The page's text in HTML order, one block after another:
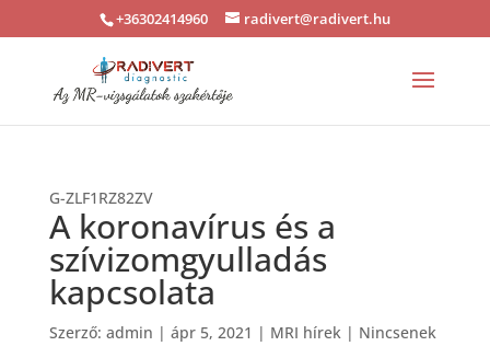
+36302414960 radivert@radivert.hu
G-ZLF1RZ82ZV
A koronavírus és a
szívizomgyulladás
kapcsolata
Szerző: admin | ápr 5, 2021 | MRI hírek| Nincsenek